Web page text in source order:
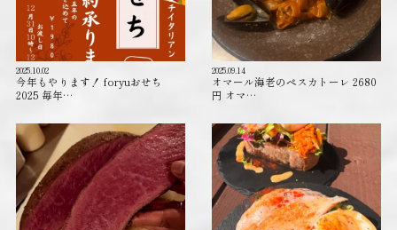
2025.10.02
今年もやります！ foryuおせち
2025 毎年…
2025.09.14
オマール海老のペスカトーレ 2680
円 オマ…